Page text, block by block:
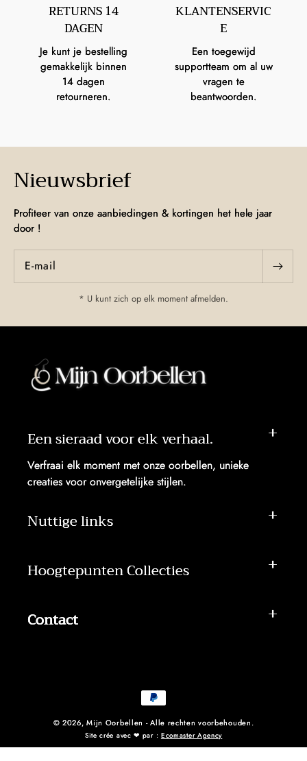
RETURNS 14
DAGEN
Je kunt je bestelling
gemakkelijk binnen
14 dagen
retourneren.
KLANTENSERVIC
E
Een toegewijd
supportteam om al uw
vragen te
beantwoorden.
Nieuwsbrief
Profiteer van onze aanbiedingen & kortingen het hele jaar
door !
E‑mail
* U kunt zich op elk moment afmelden.
Een sieraad voor elk verhaal.
Verfraai elk moment met onze oorbellen, unieke
creaties voor onvergetelijke stijlen.
Nuttige links
Hoogtepunten Collecties
Contact
Betaalmethoden
© 2026,Mijn Oorbellen - Alle rechten voorbehouden.
Site crée avec ❤ par : Ecomaster Agency